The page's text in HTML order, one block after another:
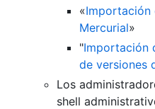
«Importación
Mercurial»
"Importación
de versiones
Los
shell